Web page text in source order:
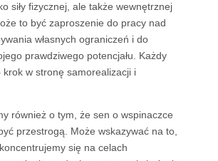
siły fizycznej, ale także wewnętrznej
to być zaproszenie do pracy nad
własnych ograniczeń i do
prawdziwego potencjału. Każdy
krok w stronę samorealizacji i
również o tym, że sen o wspinaczce
przestrogą. Może wskazywać na to,
się na celach